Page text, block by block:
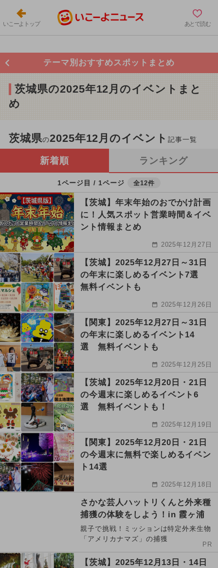
いこーよトップ あとで読む
テーマ別おすすめスポットまとめ
茨城県の2025年12月のイベントまと
め
茨城県の2025年12月のイベント記事一覧
新着順 ランキング
1ページ目 / 1ページ 全12件
【茨城】年末年始のおでかけ計画
に！人気スポット営業時間＆イベ
ント情報まとめ
2025年12月27日
【茨城】2025年12月27日～31日
の年末に楽しめるイベント7選
無料イベントも
2025年12月26日
【関東】2025年12月27日～31日
の年末に楽しめるイベント14
選 無料イベントも
2025年12月25日
【茨城】2025年12月20日・21日
の今週末に楽しめるイベント6
選 無料イベントも！
2025年12月19日
【関東】2025年12月20日・21日
の今週末に無料で楽しめるイベン
ト14選
2025年12月18日
さかな芸人ハットリくんと外来種
捕獲の体験をしよう！in 霞ヶ浦
親子で挑戦！ミッションは特定外来生物
「アメリカナマズ」の捕獲
PR
【茨城】2025年12月13日・14日